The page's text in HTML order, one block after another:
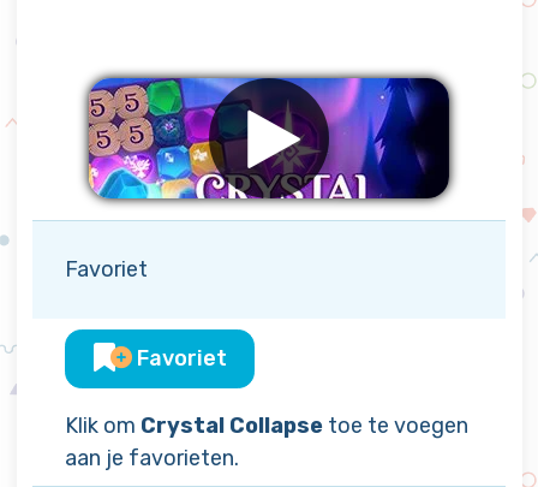
Favoriet
Favoriet
Klik om Crystal Collapse toe te voegen
aan je favorieten.